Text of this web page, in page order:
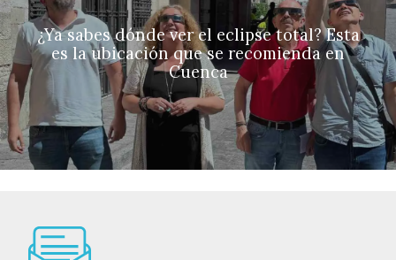
¿Ya sabes dónde ver el eclipse total? Esta
es la ubicación que se recomienda en
Cuenca